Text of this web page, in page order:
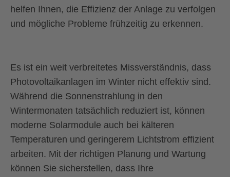
helfen Ihnen, die Effizienz der Anlage zu verfolgen
und mögliche Probleme frühzeitig zu erkennen.
Es ist ein weit verbreitetes Missverständnis, dass
Photovoltaikanlagen im Winter nicht effektiv sind.
Während die Sonnenstrahlung in den
Wintermonaten tatsächlich reduziert ist, können
moderne Solarmodule auch bei kälteren
Temperaturen und geringerem Lichtstrom effizient
arbeiten. Mit der richtigen Planung und Wartung
können Sie sicherstellen, dass Ihre